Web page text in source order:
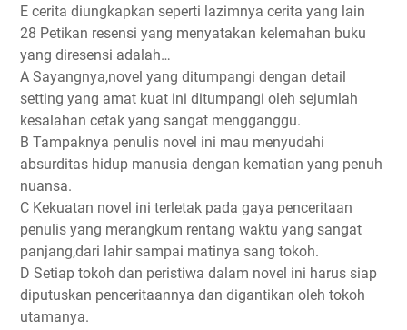
E cerita diungkapkan seperti lazimnya cerita yang lain
28 Petikan resensi yang menyatakan kelemahan buku
yang diresensi adalah…
A Sayangnya,novel yang ditumpangi dengan detail
setting yang amat kuat ini ditumpangi oleh sejumlah
kesalahan cetak yang sangat mengganggu.
B Tampaknya penulis novel ini mau menyudahi
absurditas hidup manusia dengan kematian yang penuh
nuansa.
C Kekuatan novel ini terletak pada gaya penceritaan
penulis yang merangkum rentang waktu yang sangat
panjang,dari lahir sampai matinya sang tokoh.
D Setiap tokoh dan peristiwa dalam novel ini harus siap
diputuskan penceritaannya dan digantikan oleh tokoh
utamanya.